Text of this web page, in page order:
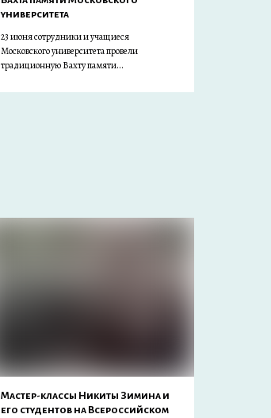
университета
23 июня сотрудники и учащиеся
Московского университета провели
традиционную Вахту памяти...
Мастер-классы Никиты Зимина и
его студентов на Всероссийском